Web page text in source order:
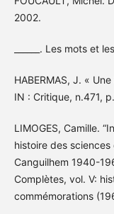
2002.
______. Les mots et
HABERMAS, J. «
IN : Critique, n.471,
LIMOGES, Camille.
histoire des
Canguilhem 1940-
Complètes, vol. V:
commémorations